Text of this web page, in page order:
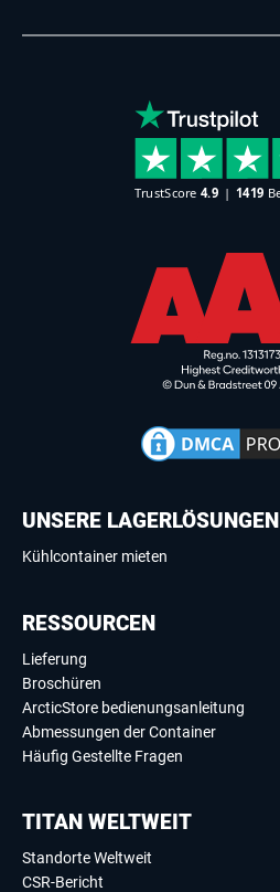
UNSERE LAGERLÖSUNGEN
Kühlcontainer mieten
RESSOURCEN
Lieferung
Broschüren
ArcticStore bedienungsanleitung
Abmessungen der Container
Häufig Gestellte Fragen
TITAN WELTWEIT
Standorte Weltweit
CSR-Bericht